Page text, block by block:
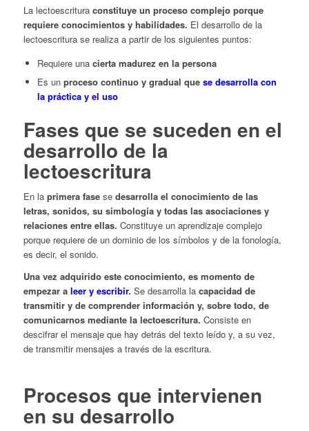
La lectoescritura constituye un proceso complejo porque
requiere conocimientos y habilidades. El desarrollo de la
lectoescritura se realiza a partir de los siguientes puntos:
Requiere una cierta madurez en la persona
Es un proceso continuo y gradual que se desarrolla con
la práctica y el uso
Fases que se suceden en el
desarrollo de la
lectoescritura
En la primera fasese desarrolla el conocimiento de las
letras, sonidos, su simbología y todas las asociaciones y
relaciones entre ellas. Constituye un aprendizaje complejo
porque requiere de un dominio de los símbolos y de la fonología,
es decir, el sonido.
Una vez adquirido este conocimiento, es momento de
empezar a leer y escribir. Se desarrolla la capacidad de
transmitir y de comprender información y, sobre todo, de
comunicarnos mediante la lectoescritura. Consiste en
descifrar el mensaje que hay detrás del texto leído y, a su vez,
de transmitir mensajes a través de la escritura.
Procesos que intervienen
en su desarrollo